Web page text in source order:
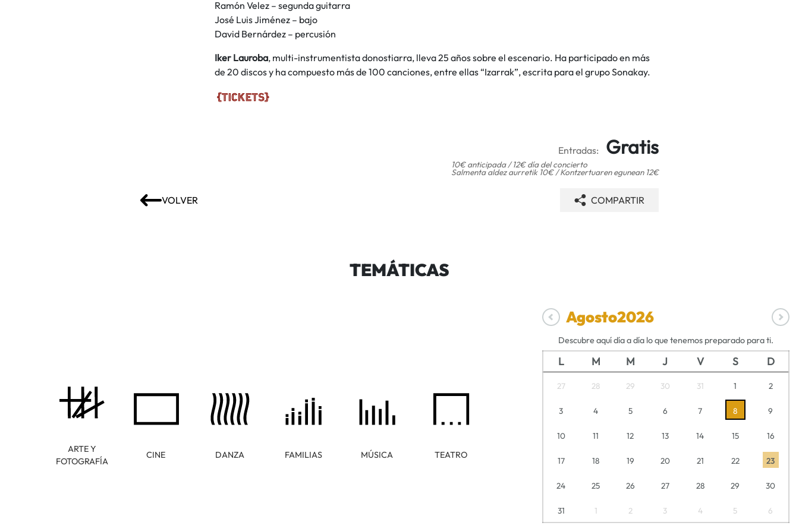
Ramón Velez – segunda guitarra
José Luis Jiménez – bajo
David Bernárdez – percusión
Iker Lauroba, multi-instrumentista donostiarra, lleva 25 años sobre el escenario. Ha participado en más
de 20 discos y ha compuesto más de 100 canciones, entre ellas “Izarrak”, escrita para el grupo Sonakay.
Entradas: Gratis
10€ anticipada / 12€ día del concierto
Salmenta aldez aurretik 10€ / Kontzertuaren egunean 12€
VOLVER COMPARTIR
TEMÁTICAS
ARTE Y
FOTOGRAFÍA
CINE DANZA FAMILIAS MÚSICA TEATRO
Agosto2026
Descubre aquí día a día lo que tenemos preparado para ti.
L M M J V S D
27 28 29 30 31 1 2
3 4 5 6 7 8 9
10 11 12 13 14 15 16
17 18 19 20 21 22 23
24 25 26 27 28 29 30
31 1 2 3 4 5 6